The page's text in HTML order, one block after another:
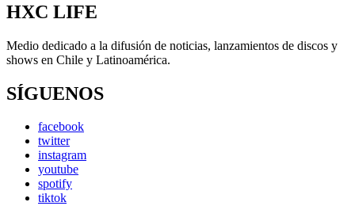
HXC LIFE
Medio dedicado a la difusión de noticias, lanzamientos de discos y
shows en Chile y Latinoamérica.
SÍGUENOS
facebook
twitter
instagram
youtube
spotify
tiktok